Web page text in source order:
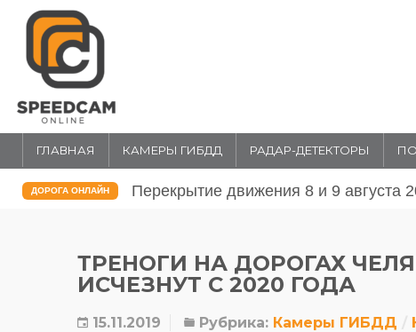
ГЛАВНАЯ КАМЕРЫ ГИБДД РАДАР-ДЕТЕКТОРЫ
ДОРОГА ОНЛАЙН Перекрытие движения 31 июля и 1
ТРЕНОГИ НА ДОРОГАХ
ИСЧЕЗНУТ С 2020 ГОДА
15.11.2019 Рубрика: Камеры ГИБДД